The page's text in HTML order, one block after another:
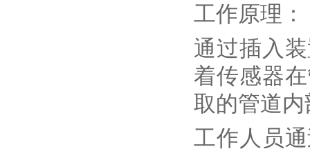
工作原理：
通过插入
着传感器
取的管道
工作人员